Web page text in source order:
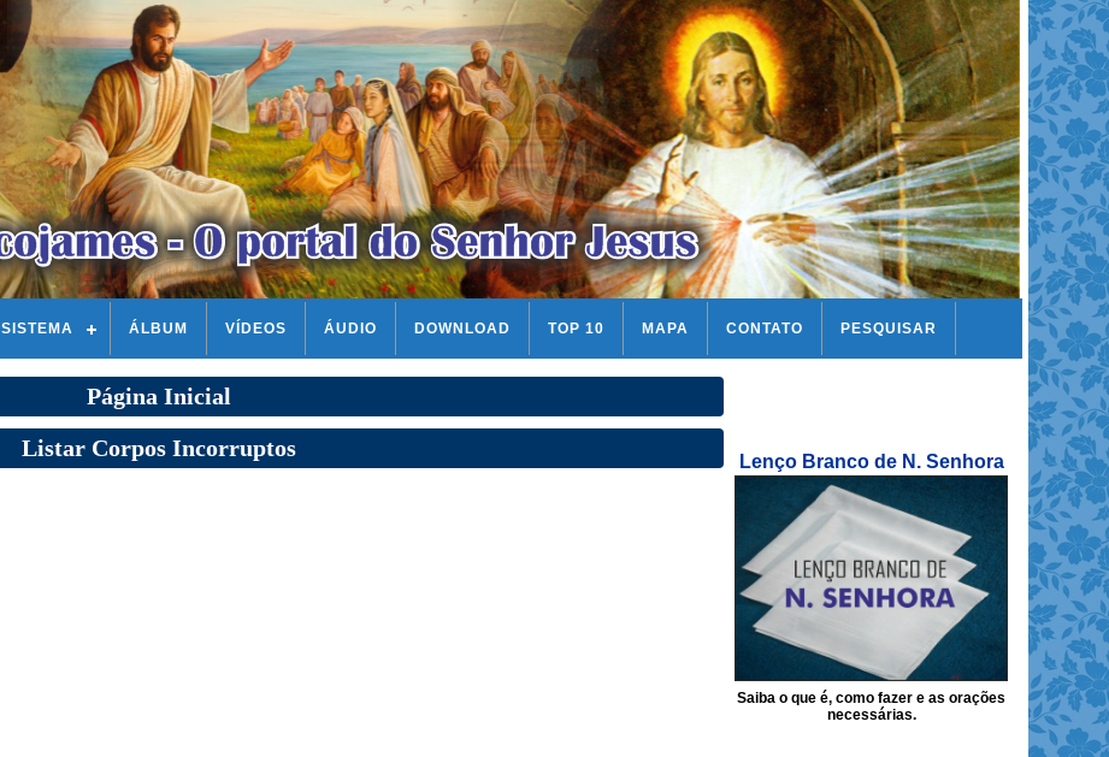
SISTEMA ÁLBUM VÍDEOS ÁUDIO DOWNLOAD TOP 10 MAPA CONTATO PESQUISAR
Página Inicial
Listar Corpos Incorruptos
Lenço Branco de N. Senhora
Saiba o que é, como fazer e as orações
necessárias.